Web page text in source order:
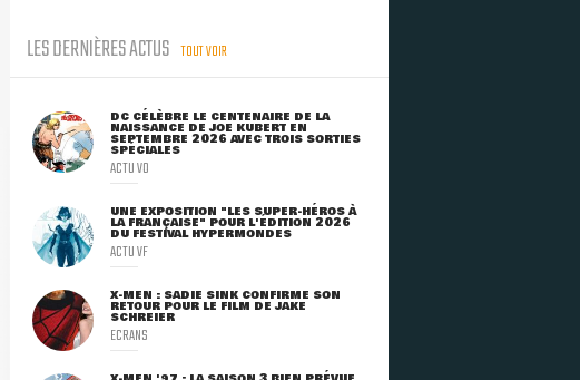
LES DERNIÈRES ACTUS TOUT VOIR
DC CÉLÈBRE LE CENTENAIRE DE LA
NAISSANCE DE JOE KUBERT EN
SEPTEMBRE 2026 AVEC TROIS SORTIES
SPÉCIALES
ACTU VO
UNE EXPOSITION "LES SUPER-HÉROS À
LA FRANÇAISE" POUR L'ÉDITION 2026
DU FESTIVAL HYPERMONDES
ACTU VF
X-MEN : SADIE SINK CONFIRME SON
RETOUR POUR LE FILM DE JAKE
SCHREIER
ECRANS